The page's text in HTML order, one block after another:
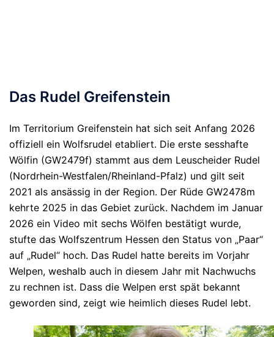
Das Rudel Greifenstein
Im Territorium Greifenstein hat sich seit Anfang 2026
offiziell ein Wolfsrudel etabliert. Die erste sesshafte
Wölfin (GW2479f) stammt aus dem Leuscheider Rudel
(Nordrhein-Westfalen/Rheinland-Pfalz) und gilt seit
2021 als ansässig in der Region. Der Rüde GW2478m
kehrte 2025 in das Gebiet zurück. Nachdem im Januar
2026 ein Video mit sechs Wölfen bestätigt wurde,
stufte das Wolfszentrum Hessen den Status von „Paar“
auf „Rudel“ hoch. Das Rudel hatte bereits im Vorjahr
Welpen, weshalb auch in diesem Jahr mit Nachwuchs
zu rechnen ist. Dass die Welpen erst spät bekannt
geworden sind, zeigt wie heimlich dieses Rudel lebt.